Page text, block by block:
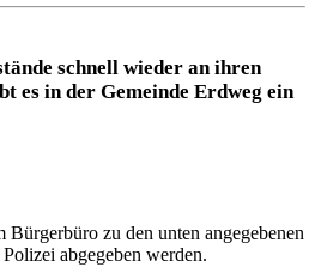
schnell wieder an ihren
es in der Gemeinde Erdweg ein
Bürgerbüro zu den unten angegebenen
abgegeben werden.